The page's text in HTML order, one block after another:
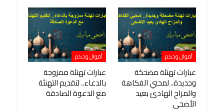
أقوال وحكم
عبارات تهنئة مضحكة
وجديدة.. لمحبي الفكاهة
والمزاح الهادئ بعيد
الأضحى
أقوال وحكم
عبارات تهنئة ممزوجة
بالدعاء.. لتقديم التهنئة
مع الدعوة الصادقة